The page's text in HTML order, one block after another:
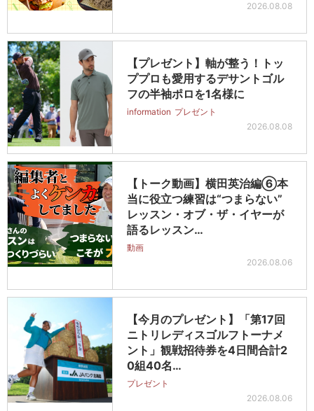
2026.08.08
【プレゼント】軸が整う！トッ
ププロも愛用するデサントゴル
フの半袖ポロを1名様に
information プレゼント
2026.08.08
【トーク動画】横田英治編⑥本
当に役立つ練習は“つまらない”
レッスン・オブ・ザ・イヤーが
語るレッスン…
動画
2026.08.06
【今月のプレゼント】「第17回
ニトリレディスゴルフトーナメ
ント」観戦招待券を4日間合計2
0組40名…
プレゼント
2026.08.06